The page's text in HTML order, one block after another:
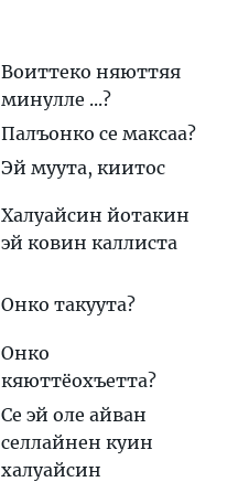
Воиттеко няюттяя
минулле ...?
Палъонко се максаа?
Эй муута, киитос
Халуайсин йотакин
эй ковин каллиста
Онко такуута?
Онко
кяюттёохъетта?
Се эй оле айван
селлайнен куин
халуайсин